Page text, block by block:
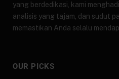
yang berdedikasi, kami
analisis yang tajam, dan sudut
memastikan Anda selalu
OUR PICKS